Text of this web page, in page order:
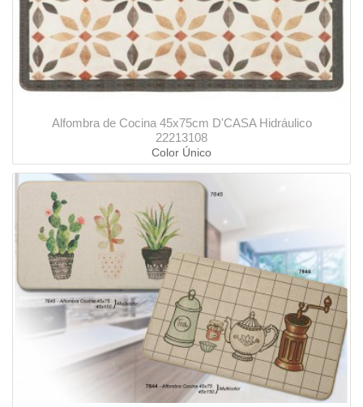
Alfombra de Cocina 45x75cm D'CASA Hidráulico
22213108
Color Único